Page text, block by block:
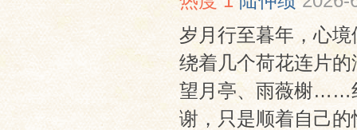
岁月行至暮年，心
绕着几个荷花连片
望月亭、雨薇榭……
谢，只是顺着自己